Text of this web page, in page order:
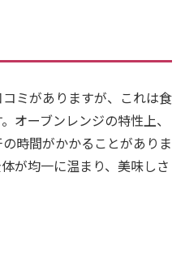
ミがありますが、これは食
オーブンレンジの特性上、
時間がかかることがありま
が均一に温まり、美味しさ